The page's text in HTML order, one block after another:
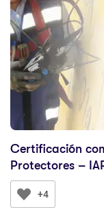
Certificación
Protectores –
+4